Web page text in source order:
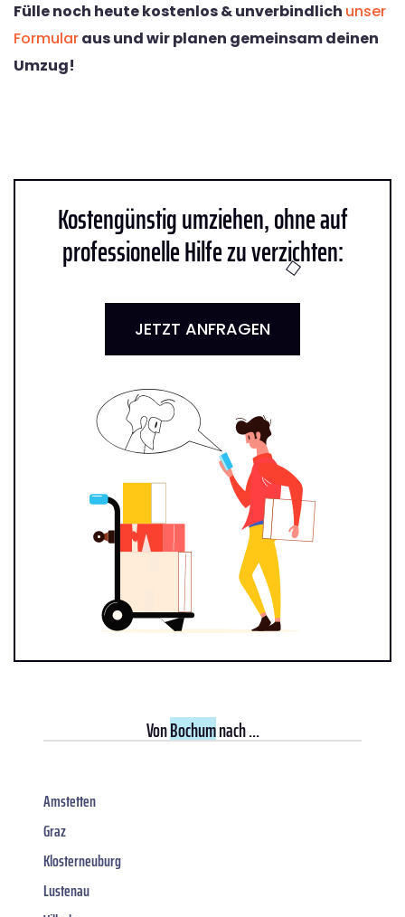
Fülle noch heute kostenlos & unverbindlich unser
Formularaus und wir planen gemeinsam deinen
Umzug!
Kostengünstig umziehen, ohne auf
professionelle Hilfe zu verzichten:
JETZT ANFRAGEN
VonBochumnach ...
Amstetten
Graz
Klosterneuburg
Lustenau